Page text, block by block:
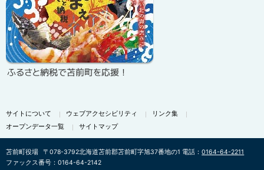
ア
ッ
プ
ふるさと納税で苫前町を応援！
サイトについて ウェブアクセシビリティ
リンク集
オープンデータ一覧
サイトマップ
苫前町役場 〒078-3792北海道苫前郡苫前町字旭37番地の1 電話：0164-64-2211
ファックス番号：0164-64-2142